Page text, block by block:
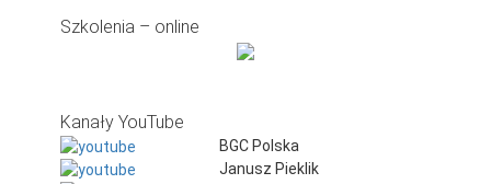
Szkolenia – online
Kanały YouTube
BGC Polska
Janusz Pieklik